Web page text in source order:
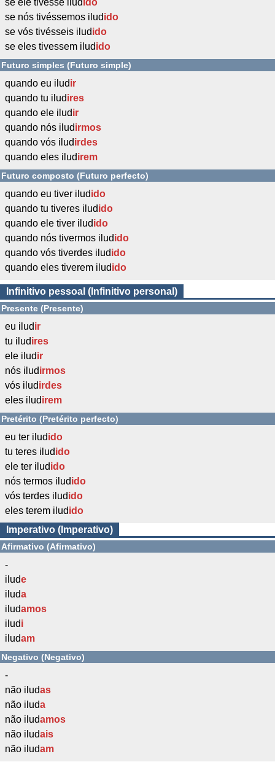
se ele tivesse iludido
se nós tivéssemos iludido
se vós tivésseis iludido
se eles tivessem iludido
Futuro simples (Futuro simple)
quando eu iludir
quando tu iludires
quando ele iludir
quando nós iludirmos
quando vós iludirdes
quando eles iludirem
Futuro composto (Futuro perfecto)
quando eu tiver iludido
quando tu tiveres iludido
quando ele tiver iludido
quando nós tivermos iludido
quando vós tiverdes iludido
quando eles tiverem iludido
Infinitivo pessoal (Infinitivo personal)
Presente (Presente)
eu iludir
tu iludires
ele iludir
nós iludirmos
vós iludirdes
eles iludirem
Pretérito (Pretérito perfecto)
eu ter iludido
tu teres iludido
ele ter iludido
nós termos iludido
vós terdes iludido
eles terem iludido
Imperativo (Imperativo)
Afirmativo (Afirmativo)
-
ilude
iluda
iludamos
iludi
iludam
Negativo (Negativo)
-
não iludas
não iluda
não iludamos
não iludais
não iludam